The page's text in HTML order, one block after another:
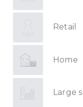
Retail
Home
Large